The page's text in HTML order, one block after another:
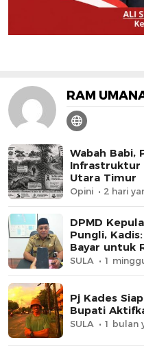
RAM
Wabah Babi,
Infrastruktur
Utara Timur
Opini 2 hari
DPMD
Pungli,
Bayar untuk
SULA 1
Pj Kades
Bupati
SULA 1 bulan